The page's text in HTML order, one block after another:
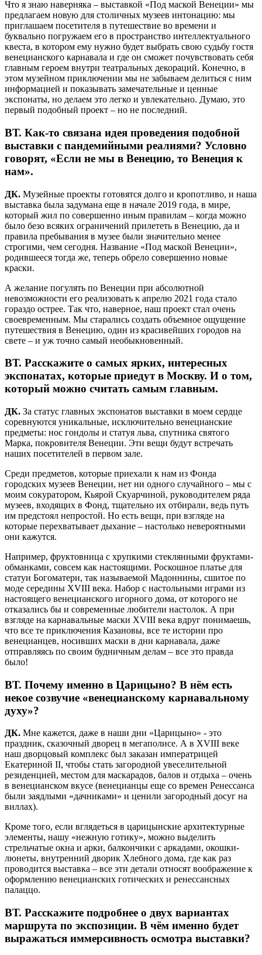
Что я знаю наверняка – выставкой «Под маской Венеции» мы
предлагаем новую для столичных музеев интонацию: мы
приглашаем посетителя в путешествие во времени и
буквально погружаем его в пространство интеллектуального
квеста, в котором ему нужно будет выбрать свою судьбу гостя
венецианского карнавала и где он сможет почувствовать себя
главным героем внутри театральных декораций. Конечно, в
этом музейном приключении мы не забываем делиться с ним
информацией и показывать замечательные и ценные
экспонаты, но делаем это легко и увлекательно. Думаю, это
первый подобный проект – но не последний.
ВТ. Как-то связана идея проведения подобной
выставки с пандемийными реалиями? Условно
говорят, «Если не мы в Венецию, то Венеция к
нам».
ДК. Музейные проекты готовятся долго и кропотливо, и наша
выставка была задумана еще в начале 2019 года, в мире,
который жил по совершенно иным правилам – когда можно
было безо всяких ограничений прилететь в Венецию, да и
правила пребывания в музее были значительно менее
строгими, чем сегодня. Название «Под маской Венеции»,
родившееся тогда же, теперь обрело совершенно новые
краски.
А желание погулять по Венеции при абсолютной
невозможности его реализовать к апрелю 2021 года стало
гораздо острее. Так что, наверное, наш проект стал очень
своевременным. Мы старались создать объемное ощущение
путешествия в Венецию, один из красивейших городов на
свете – и уж точно самый необыкновенный.
ВТ. Расскажите о самых ярких, интересных
экспонатах, которые приедут в Москву. И о том,
который можно считать самым главным.
ДК. За статус главных экспонатов выставки в моем сердце
соревнуются уникальные, исключительно венецианские
предметы: нос гондолы и статуя льва, спутника святого
Марка, покровителя Венеции. Эти вещи будут встречать
наших посетителей в первом зале.
Среди предметов, которые приехали к нам из Фонда
городских музеев Венеции, нет ни одного случайного – мы с
моим сокуратором, Кьярой Скуарчиной, руководителем ряда
музеев, входящих в Фонд, тщательно их отбирали, ведь путь
им предстоял непростой. Но есть вещи, при взгляде на
которые перехватывает дыхание – настолько невероятными
они кажутся.
Например, фруктовница с хрупкими стеклянными фруктами-
обманками, совсем как настоящими. Роскошное платье для
статуи Богоматери, так называемой Мадоннины, сшитое по
моде середины XVIII века. Набор с настольными играми из
настоящего венецианского игорного дома, от которого не
отказались бы и современные любители настолок. А при
взгляде на карнавальные маски XVIII века вдруг понимаешь,
что все те приключения Казановы, все те истории про
венецианцев, носивших маски в дни карнавала, даже
отправляясь по своим будничным делам – все это правда
было!
ВТ. Почему именно в Царицыно? В нём есть
некое созвучие «венецианскому карнавальному
духу»?
ДК. Мне кажется, даже в наши дни «Царицыно» - это
праздник, сказочный дворец в мегаполисе. А в XVIII веке
наш дворцовый комплекс был заказан императрицей
Екатериной II, чтобы стать загородной увеселительной
резиденцией, местом для маскарадов, балов и отдыха – очень
в венецианском вкусе (венецианцы еще со времен Ренессанса
были заядлыми «дачниками» и ценили загородный досуг на
виллах).
Кроме того, если вглядеться в царицынские архитектурные
элементы, нашу «нежную готику», можно выделить
стрельчатые окна и арки, балкончики с аркадами, окошки-
люнеты, внутренний дворик Хлебного дома, где как раз
проводится выставка – все эти детали относят воображение к
оформлению венецианских готических и ренессансных
палаццо.
ВТ. Расскажите подробнее о двух вариантах
маршрута по экспозиции. В чём именно будет
выражаться иммерсивность осмотра выставки?